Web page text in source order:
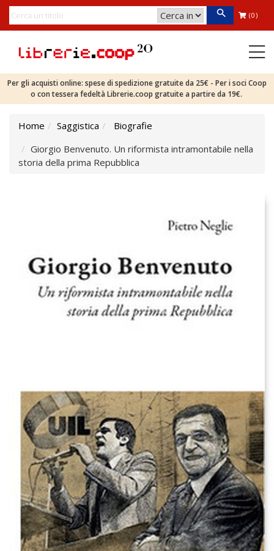
(0)
Per gli acquisti online: spese di spedizione gratuite da 25€ - Per i soci Coop
o con tessera fedeltà Librerie.coop gratuite a partire da 19€.
Home Saggistica
Biografie
Giorgio Benvenuto. Un riformista intramontabile nella
storia della prima Repubblica